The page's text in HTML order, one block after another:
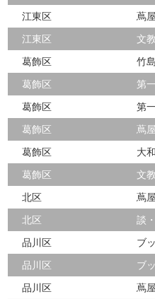
江東区
蔦
江東区
文
葛飾区
竹
葛飾区
第
葛飾区
第
葛飾区
蔦
葛飾区
大
葛飾区
文
北区
蔦
北区
談
品川区
ブ
品川区
ブ
品川区
蔦